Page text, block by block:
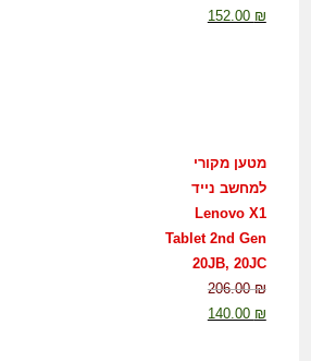
152.00 ₪
מטען מקורי
למחשב נייד
Lenovo X1
Tablet 2nd Gen
20JB, 20JC
206.00₪
140.00 ₪